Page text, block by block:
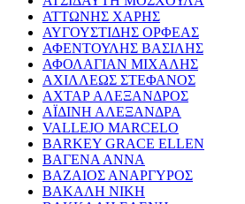
ΑΤΤΩΝΗΣ ΧΑΡΗΣ
ΑΥΓΟΥΣΤΙΔΗΣ ΟΡΦΕΑΣ
ΑΦΕΝΤΟΥΛΗΣ ΒΑΣΙΛΗΣ
ΑΦΟΛΑΓΙΑΝ ΜΙΧΑΛΗΣ
ΑΧΙΛΛΕΩΣ ΣΤΕΦΑΝΟΣ
ΑΧΤΑΡ ΑΛΕΞΑΝΔΡΟΣ
ΑΪΔΙΝΗ ΑΛΕΞΑΝΔΡΑ
VALLEJO MARCELO
BARKEY GRACE ELLEN
ΒΑΓΕΝΑ ΑΝΝΑ
ΒΑΖΑΙΟΣ ΑΝΑΡΓΥΡΟΣ
ΒΑΚΑΛΗ ΝΙΚΗ